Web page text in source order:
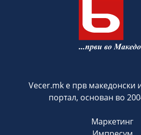
Vecer.mk е прв македонски
портал, основан во
Маркетинг